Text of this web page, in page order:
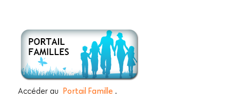
Accéder au Portail Famille .